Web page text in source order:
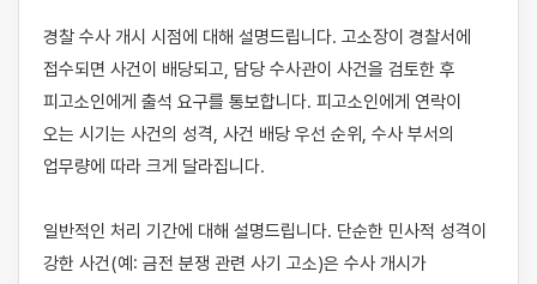
경찰 수사 개시 시점에 대해 설명드립니다. 고소장이 경찰서에
접수되면 사건이 배당되고, 담당 수사관이 사건을 검토한 후
피고소인에게 출석 요구를 통보합니다. 피고소인에게 연락이
오는 시기는 사건의 성격, 사건 배당 우선 순위, 수사 부서의
업무량에 따라 크게 달라집니다.
일반적인 처리 기간에 대해 설명드립니다. 단순한 민사적 성격이
강한 사건(예: 금전 분쟁 관련 사기 고소)은 수사 개시가